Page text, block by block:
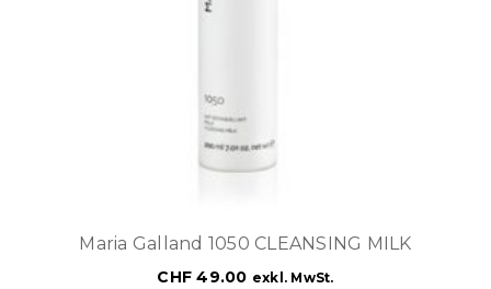
Maria Galland 1050 CLEANSING MILK
CHF 49.00 exkl. MwSt.